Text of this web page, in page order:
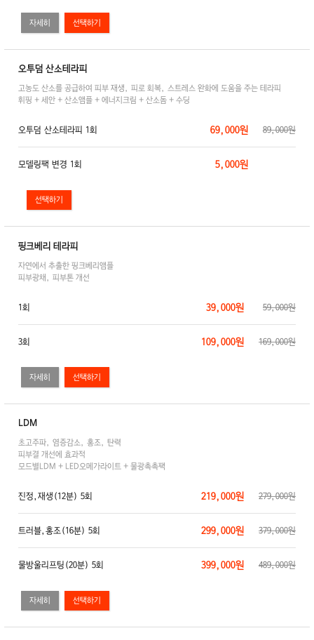
자세히
오투덤 산소테라피
고농도 산소를 공급하여 피부 재생, 피로 회복, 스트레스 완화에 도움을 주는 테라피
휘핑 + 세안 + 산소앰플 + 에너지크림 + 산소돔 + 수딩
오투덤 산소테라피 1회 69,000원 89,000원
모델링팩 변경 1회 5,000원
핑크베리 테라피
자연에서 추출한 핑크베리앰플
피부광채, 피부톤 개선
자세히
1회 39,000원 59,000원
3회 109,000원 169,000원
LDM
초고주파, 염증감소, 홍조, 탄력
피부결 개선에 효과적
모드별LDM + LED오메가라이트 + 물광촉촉팩
자세히
진정,재생(12분) 5회 219,000원 279,000원
트러블,홍조(16분) 5회 299,000원 379,000원
물방울리프팅(20분) 5회 399,000원 489,000원